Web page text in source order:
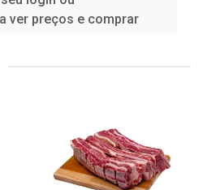
ver preços e comprar